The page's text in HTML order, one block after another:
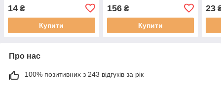
14 ₴
Купити
156₴
Купити
23
Про нас
100% позитивних з 243 відгуків за рік